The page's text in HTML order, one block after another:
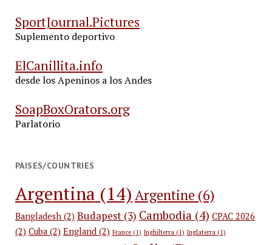
SportJournal.Pictures
Suplemento deportivo
ElCanillita.info
desde los Apeninos a los Andes
SoapBoxOrators.org
Parlatorio
PAISES/COUNTRIES
Argentina (14) Argentine(6)
Bangladesh(2) Budapest(3) Cambodia (4) CPAC 2026
(2) Cuba(2) England(2) France(1) Inghilterra (1) Inglaterra (1)